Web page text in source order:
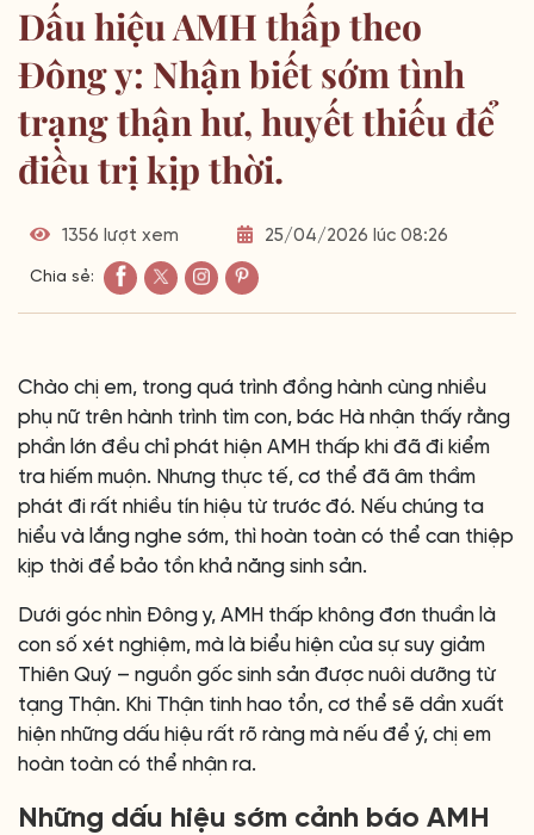
Dấu hiệu AMH thấp theo
Đông y: Nhận biết sớm tình
trạng thận hư, huyết thiếu để
điều trị kịp thời.
1356 lượt xem 25/04/2026 lúc 08:26
Chia sẻ:
Chào chị em, trong quá trình đồng hành cùng nhiều
phụ nữ trên hành trình tìm con, bác Hà nhận thấy rằng
phần lớn đều chỉ phát hiện AMH thấp khi đã đi kiểm
tra hiếm muộn. Nhưng thực tế, cơ thể đã âm thầm
phát đi rất nhiều tín hiệu từ trước đó. Nếu chúng ta
hiểu và lắng nghe sớm, thì hoàn toàn có thể can thiệp
kịp thời để bảo tồn khả năng sinh sản.
Dưới góc nhìn Đông y, AMH thấp không đơn thuần là
con số xét nghiệm, mà là biểu hiện của sự suy giảm
Thiên Quý – nguồn gốc sinh sản được nuôi dưỡng từ
tạng Thận. Khi Thận tinh hao tổn, cơ thể sẽ dần xuất
hiện những dấu hiệu rất rõ ràng mà nếu để ý, chị em
hoàn toàn có thể nhận ra.
Những dấu hiệu sớm cảnh báo AMH